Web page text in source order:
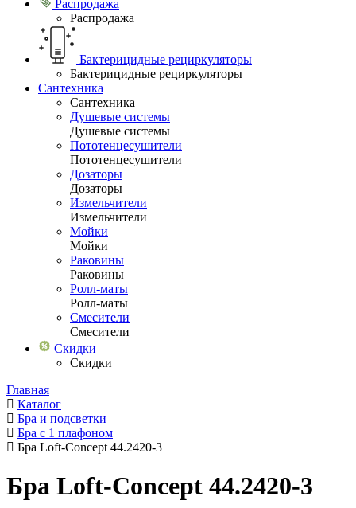
Распродажа
Распродажа
Бактерицидные рециркуляторы
Бактерицидные рециркуляторы
Сантехника
Сантехника
Душевые системы
Душевые системы
Пототенцесушители
Пототенцесушители
Дозаторы
Дозаторы
Измельчители
Измельчители
Мойки
Мойки
Раковины
Раковины
Ролл-маты
Ролл-маты
Смесители
Смесители
Скидки
Скидки
Главная
Каталог
Бра и подсветки
Бра с 1 плафоном
Бра Loft-Concept 44.2420-3
Бра Loft-Concept 44.2420-3